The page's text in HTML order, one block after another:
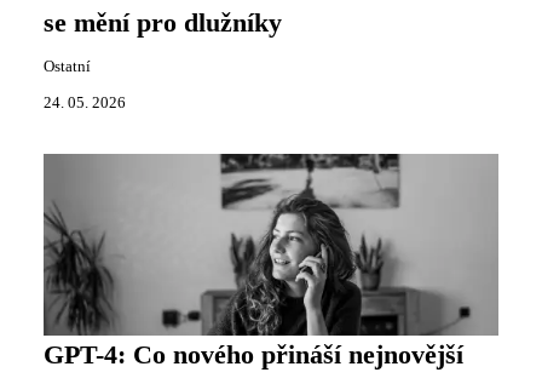
se mění pro dlužníky
Ostatní
24. 05. 2026
GPT-4: Co nového přináší nejnovější